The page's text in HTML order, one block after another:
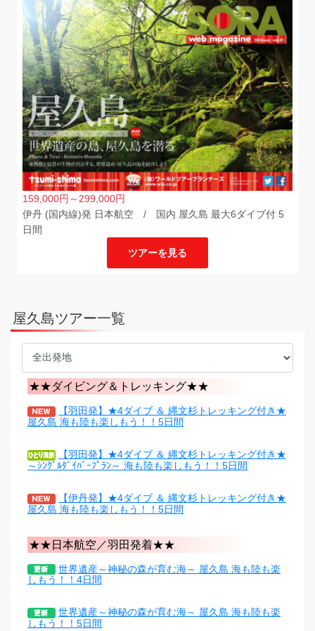
159,000円 ～299,000円
伊丹 (国内線)発 日本航空 / 国内 屋久島 最大6ダイブ付 5
日間
ツアーを見る
屋久島ツアー一覧
★★ダイビング＆トレッキング★★
【羽田発】★4ダイブ ＆ 縄文杉トレッキング付き★
屋久島 海も陸も楽しもう！！5日間
【羽田発】★4ダイブ ＆ 縄文杉トレッキング付き★
～ｼﾝｸﾞﾙﾀﾞｲﾊﾞｰﾌﾟﾗﾝ～ 海も陸も楽しもう！！5日間
【伊丹発】★4ダイブ ＆ 縄文杉トレッキング付き★
屋久島 海も陸も楽しもう！！5日間
★★日本航空／羽田発着★★
世界遺産～神秘の森が育む海～ 屋久島 海も陸も楽
しもう！！4日間
世界遺産～神秘の森が育む海～ 屋久島 海も陸も楽
しもう！！5日間